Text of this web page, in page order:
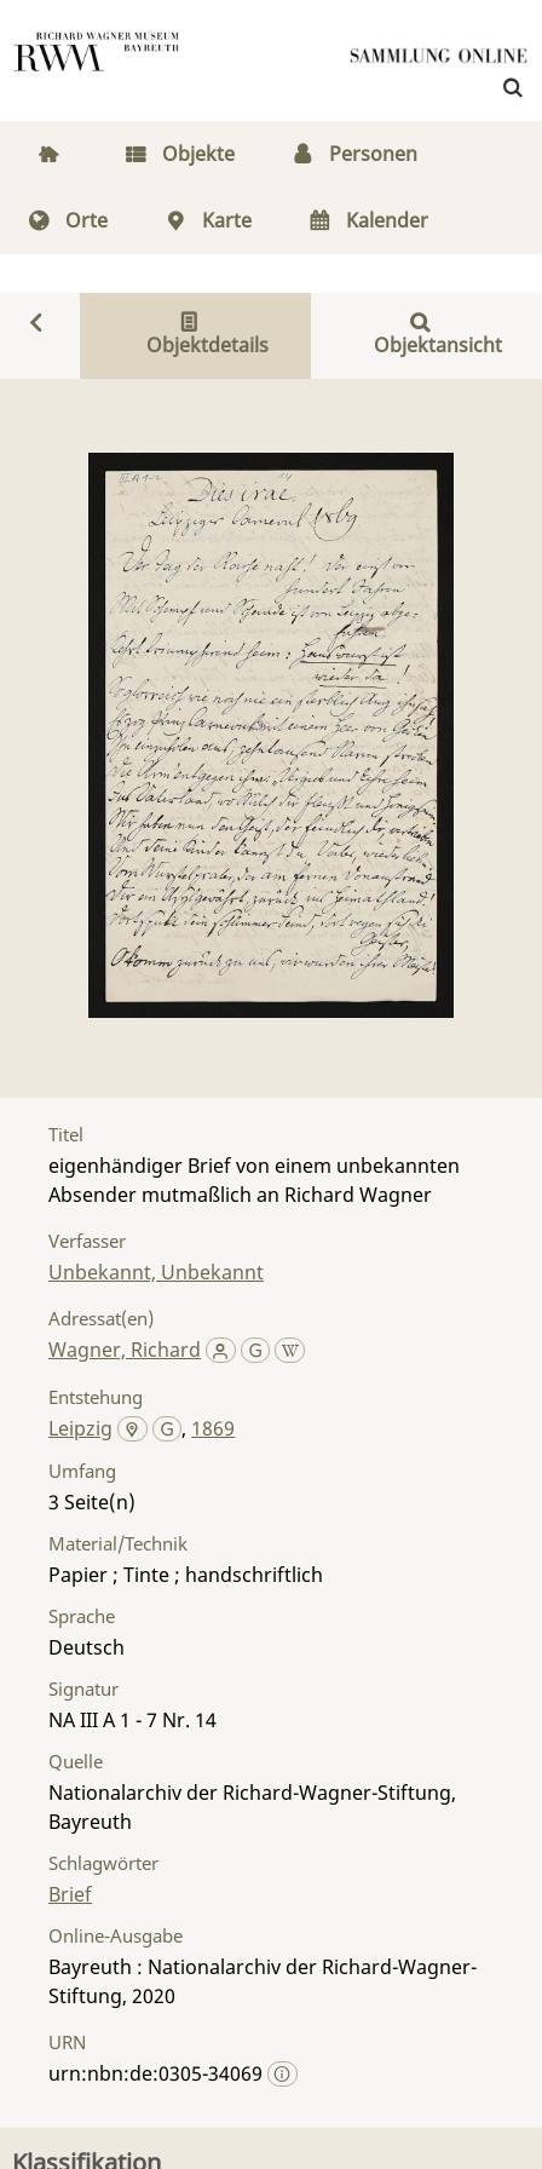
Objekte Personen
Orte Karte Kalender
Objektdetails Objektansicht
Titel
eigenhändiger Brief von einem unbekannten
Absender mutmaßlich an Richard Wagner
Verfasser
Unbekannt, Unbekannt
Adressat(en)
Wagner, Richard
Entstehung
Leipzig , 1869
Umfang
3
Material/Technik
Papier ; Tinte ; handschriftlich
Sprache
Deutsch
Signatur
NA III A 1 - 7 Nr. 14
Quelle
Nationalarchiv der Richard-Wagner-Stiftung,
Bayreuth
Schlagwörter
Brief
Online-Ausgabe
Bayreuth : Nationalarchiv der Richard-Wagner-
Stiftung, 2020
URN
urn:nbn:de:0305-34069
Klassifikation